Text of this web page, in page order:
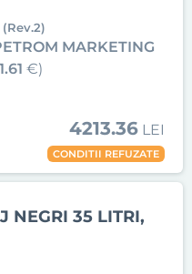
MARKETING
€)
4213.36 LEI
CONDITII REFUZATE
NEGRI 35 LITRI,